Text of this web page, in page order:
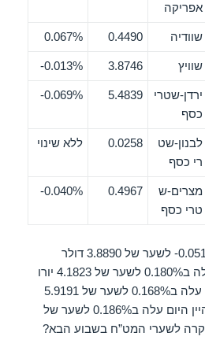
אפריקה
שוודיה 0.4490
0.067%
שוויץ 3.8746
0.013%-
ירדן-שטרי
כסף
5.4839
0.069%-
לבנון-שט
רי כסף
0.0258 ללא שינוי
מצרים-ש
טרי כסף
0.4967
0.040%-
שער הדולר היום ירד ב0.051%- לשער של 3.8890 דולר
לשקל, שער היורו היום עלה ב0.180% לשער של 4.1823 יורו
לשקל, שער הפאונד היום עלה ב0.168% לשער של 5.9191
פאונד לשקל, ואילו שער היין היום עלה ב0.186% לשער של